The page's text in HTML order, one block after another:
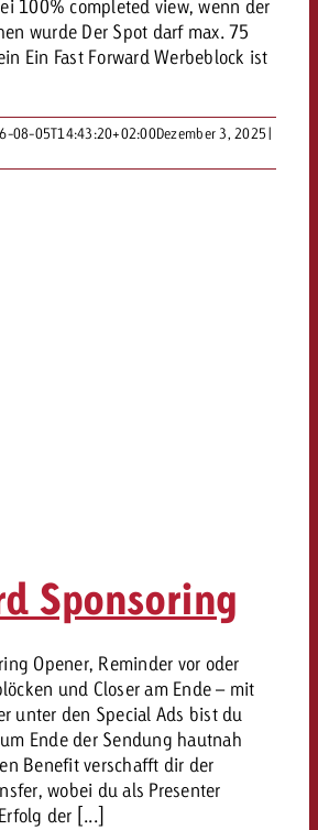
100% completed view, wenn der
wurde Der Spot darf max. 75
Ein Fast Forward Werbeblock ist
08-05T14:43:20+02:00Dezember 3, 2025|
Sponsoring
Opener, Reminder vor oder
und Closer am Ende – mit
unter den Special Ads bist du
Ende der Sendung hautnah
Benefit verschafft dir der
wobei du als Presenter
der [...]